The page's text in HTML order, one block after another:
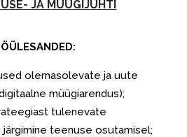
JA MÜÜGIJUHTI
olemasolevate ja uute
müügiarendus);
tulenevate
teenuse osutamisel;